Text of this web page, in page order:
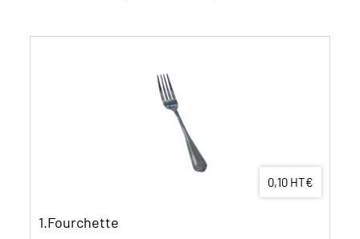
0,10 HT€
1.Fourchette